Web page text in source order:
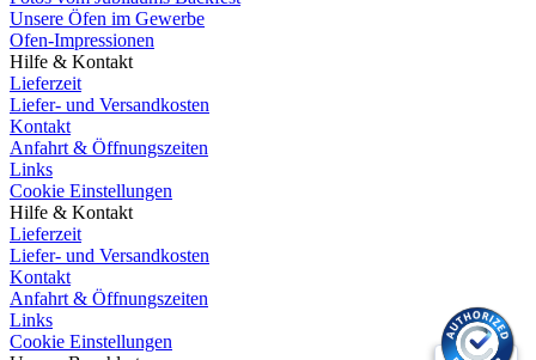
Unsere Öfen im Gewerbe
Ofen-Impressionen
Hilfe & Kontakt
Lieferzeit
Liefer- und Versandkosten
Kontakt
Anfahrt & Öffnungszeiten
Links
Cookie Einstellungen
Hilfe & Kontakt
Lieferzeit
Liefer- und Versandkosten
Kontakt
Anfahrt & Öffnungszeiten
Links
Cookie Einstellungen